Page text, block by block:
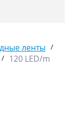
ленты /
/ 120 LED/m